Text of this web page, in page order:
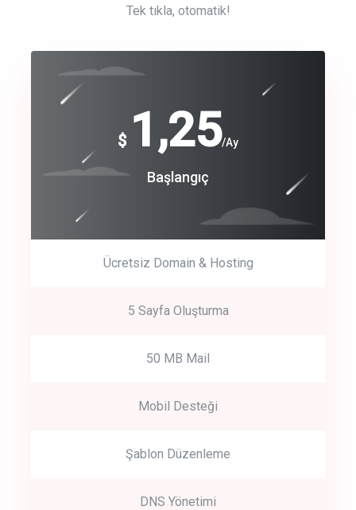
Tek tıkla, otomatik!
$ 1,25/Ay
Başlangıç
Ücretsiz Domain & Hosting
5 Sayfa Oluşturma
50 MB Mail
Mobil Desteği
Şablon Düzenleme
DNS Yönetimi
Free
Basic